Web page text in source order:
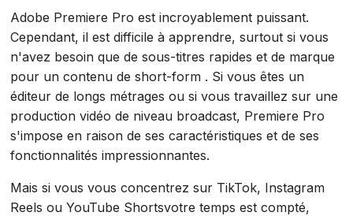
Adobe Premiere Pro est incroyablement puissant.
Cependant, il est difficile à apprendre, surtout si vous
n'avez besoin que de sous-titres rapides et de marque
pour un contenu de short-form . Si vous êtes un
éditeur de longs métrages ou si vous travaillez sur une
production vidéo de niveau broadcast, Premiere Pro
s'impose en raison de ses caractéristiques et de ses
fonctionnalités impressionnantes.
Mais si vous vous concentrez sur TikTok, Instagram
Reels ou YouTube Shortsvotre temps est compté,